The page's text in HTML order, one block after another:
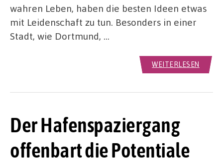
wahren Leben, haben die besten Ideen etwas
mit Leidenschaft zu tun. Besonders in einer
Stadt, wie Dortmund, …
WEITERLESEN
Der Hafenspaziergang
offenbart die Potentiale